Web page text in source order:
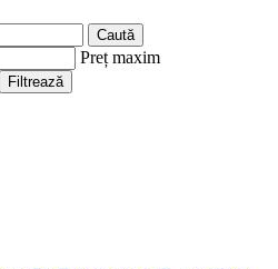
Caută
Preț maxim
Filtrează